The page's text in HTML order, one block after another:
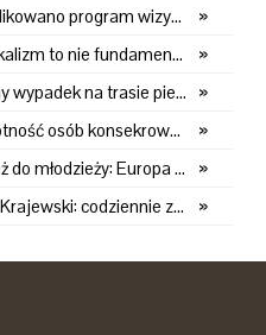
»
Opublikowano program wizyty Leona XIV we Francji
»
Radykalizm to nie fundamentalizm. Leon XIV w Asyżu
»
Groźny wypadek na trasie pielgrzymki. Dwie osoby trafiły do szpitala
»
Samotność osób konsekrowanych. Kapucyn: Życie w pojedynkę rzadko jest sielanką
»
Papież do młodzieży: Europa i cały świat poszukują pośród was nowych świętych
»
Kard. Krajewski: codziennie zrób jedną rzecz. Zobaczysz, co stanie się z twoim życiem